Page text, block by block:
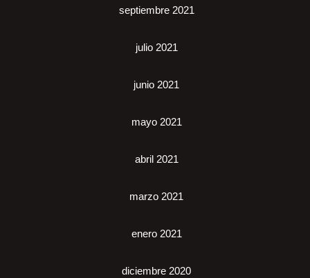
septiembre 2021
julio 2021
junio 2021
mayo 2021
abril 2021
marzo 2021
enero 2021
diciembre 2020